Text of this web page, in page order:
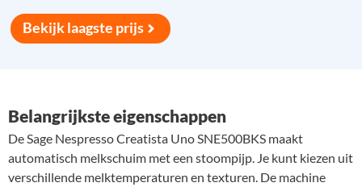
Bekijk laagste prijs
Belangrijkste eigenschappen
De Sage Nespresso Creatista Uno SNE500BKS maakt
automatisch melkschuim met een stoompijp. Je kunt kiezen uit
verschillende melktemperaturen en texturen. De machine